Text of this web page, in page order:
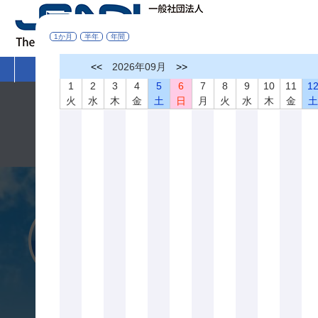
非破壊検査とは
令和８年熊本地震により被災された皆さまへ
1か月 半年 年間
<< 2026年09月
>>
1
火
2
水
3
木
4
金
5
土
6
日
7
月
8
火
9
水
10
木
11
金
土